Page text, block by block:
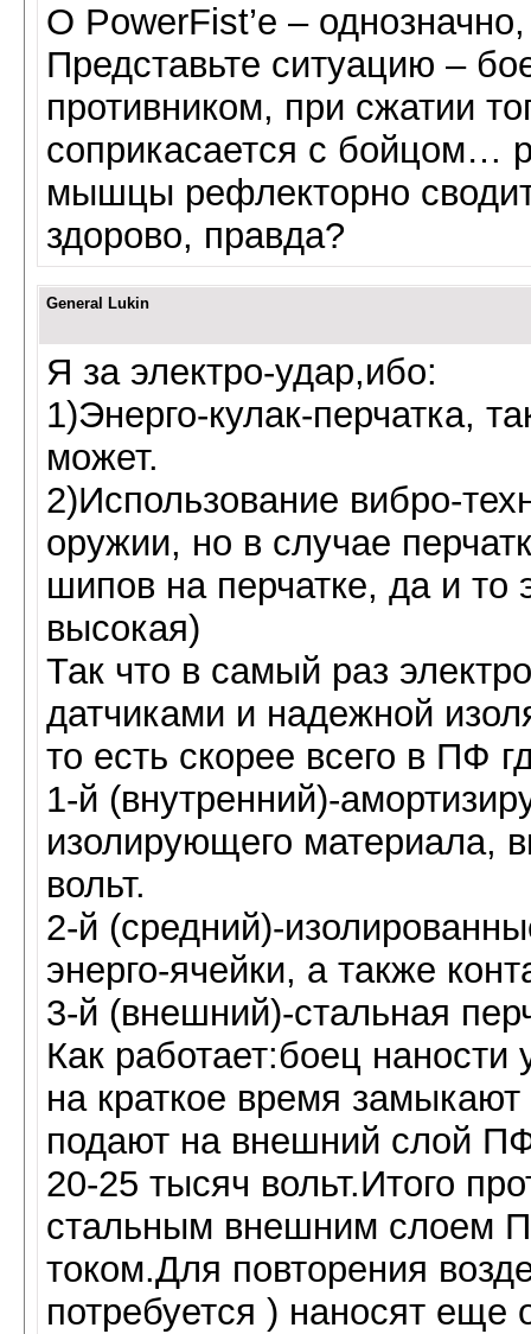
О PowerFist’е –
Представьте ситуацию –
противником, при сжатии
соприкасается с бойцом…
мышцы рефлекторно
здорово, правда?
General Lukin
Я за электро-удар,ибо:
1)Энерго-кулак-перчатка,
может.
2)Использование вибро-
оружии, но в случае
шипов на перчатке, да и
высокая)
Так что в самый раз
датчиками и надежной
то есть скорее всего в ПФ
1-й (внутренний)-
изолирующего материала,
вольт.
2-й (средний)-
энерго-ячейки, а также
3-й (внешний)-стальная
Как работает:боец наности
на краткое время замыкают
подают на внешний слой
20-25 тысяч вольт.Итого
стальным внешним слоем
током.Для повторения
потребуется ) наносят